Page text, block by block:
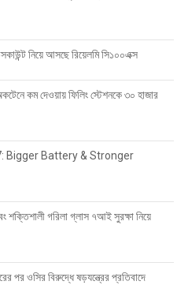
নিয়ে আসছে রিয়েলমি সি১০০এক্স
কম দেওয়ায় ফিলিং স্টেশনকে ৩০ হাজার
Bigger Battery & Stronger
শক্তিশালী গরিলা গ্লাস ৭আই সুরক্ষা নিয়ে
পর ওসির বিরুদ্ধে ষড়যন্ত্রের প্রতিবাদে